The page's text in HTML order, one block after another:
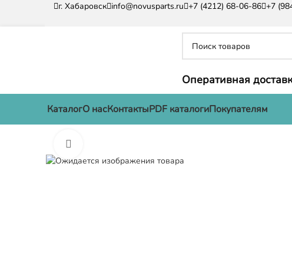
г. Хабаровск info@novusparts.ru +7 (4212) 68-06-86 +7
Оперативная
КаталогО насКонтактыPDF каталогиПокупателям